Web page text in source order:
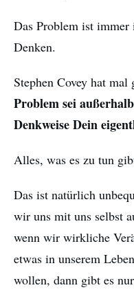
Das Problem ist
Denken.
Stephen Covey hat mal
Problem sei
Denkweise Dein
Alles, was es zu tun
Das ist natürlich
wir uns mit uns selbst
wenn wir wirkliche
etwas in unserem
wollen, dann gibt es